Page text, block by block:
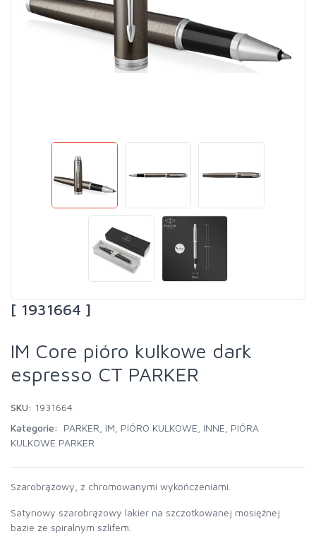
[ 1931664 ]
IM Core pióro kulkowe dark
espresso CT PARKER
SKU: 1931664
Kategorie:
PARKER IM PIÓRO KULKOWE INNE PIÓRA
KULKOWE PARKER
Szarobrązowy, z chromowanymi wykończeniami.
Satynowy szarobrązowy lakier na szczotkowanej mosiężnej
bazie ze spiralnym szlifem.